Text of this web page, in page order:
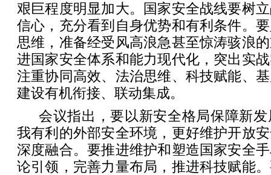
艰巨程度明显加大。国家安全战线要树
信心，充分看到自身优势和有利条件。
思维，准备经受风高浪急甚至惊涛骇浪
进国家安全体系和能力现代化，突出实
注重协同高效、法治思维、科技赋能、
建设有机衔接、联动集成。
会议指出，要以新安全格局保障新
我有利的外部安全环境，更好维护开放
深度融合。要推进维护和塑造国家安全
论引领，完善力量布局，推进科技赋能